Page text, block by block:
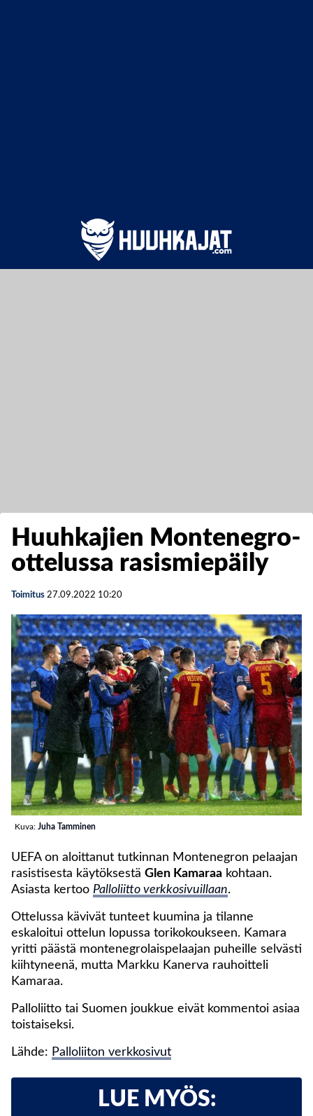
Huuhkajien Montenegro-
ottelussa rasismiepäily
Toimitus 27.09.2022 10:20
Kuva: Juha Tamminen
UEFA on aloittanut tutkinnan Montenegron pelaajan
rasistisesta käytöksestä Glen Kamaraa kohtaan.
Asiasta kertoo Palloliitto verkkosivuillaan.
Ottelussa kävivät tunteet kuumina ja tilanne
eskaloitui ottelun lopussa torikokoukseen. Kamara
yritti päästä montenegrolaispelaajan puheille selvästi
kiihtyneenä, mutta Markku Kanerva rauhoitteli
Kamaraa.
Palloliitto tai Suomen joukkue eivät kommentoi asiaa
toistaiseksi.
Lähde: Palloliiton verkkosivut
LUE MYÖS: